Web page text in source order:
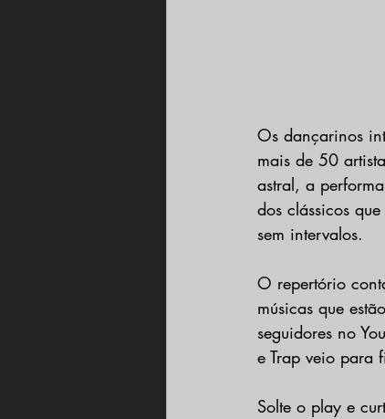
Os dançarinos
mais de 50
astral, a
dos clássicos
sem intervalos.
O repertório
músicas que
seguidores no
e Trap veio para
Solte o play e